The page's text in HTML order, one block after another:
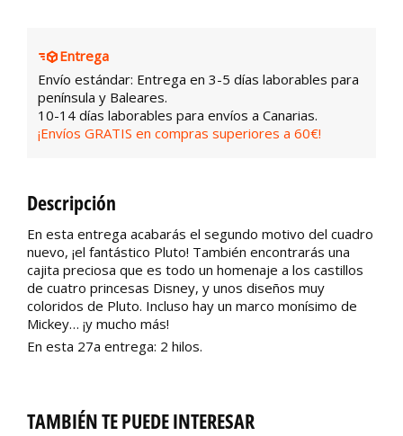
Entrega
Envío estándar: Entrega en 3-5 días laborables para
península y Baleares.
10-14 días laborables para envíos a Canarias.
¡Envíos GRATIS en compras superiores a 60€!
Descripción
En esta entrega acabarás el segundo motivo del cuadro
nuevo, ¡el fantástico Pluto! También encontrarás una
cajita preciosa que es todo un homenaje a los castillos
de cuatro princesas Disney, y unos diseños muy
coloridos de Pluto. Incluso hay un marco monísimo de
Mickey… ¡y mucho más!
En esta 27a entrega: 2 hilos.
TAMBIÉN TE PUEDE INTERESAR